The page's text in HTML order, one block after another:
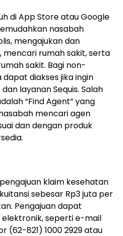
di App Store atau Google
nasabah
mengajukan dan
rumah sakit, serta
sakit. Bagi non-
dapat diakses jika ingin
layanan Sequis. Salah
“Find Agent” yang
mencari agen
dan dengan produk
klaim kesehatan
sebesar Rp3 juta per
Pengajuan dapat
elektronik, seperti e-mail
(62-821) 1000 2929 atau